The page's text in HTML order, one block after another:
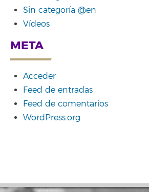
Sin categoría @en
Vídeos
META
Acceder
Feed de entradas
Feed de comentarios
WordPress.org